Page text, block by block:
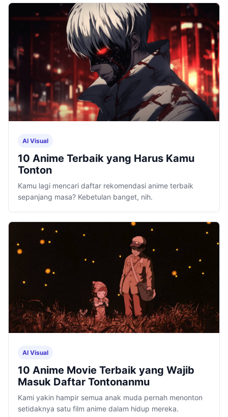
AI Visual
10 Anime Terbaik yang Harus Kamu
Tonton
Kamu lagi mencari daftar rekomendasi anime terbaik
sepanjang masa? Kebetulan banget, nih.
AI Visual
10 Anime Movie Terbaik yang Wajib
Masuk Daftar Tontonanmu
Kami yakin hampir semua anak muda pernah menonton
setidaknya satu film anime dalam hidup mereka.